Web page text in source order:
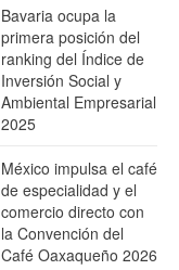
Bavaria ocupa la
primera posición del
ranking del Índice de
Inversión Social y
Ambiental Empresarial
2025
México impulsa el café
de especialidad y el
comercio directo con
la Convención del
Café Oaxaqueño 2026